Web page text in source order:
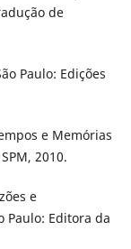
de
Paulo: Edições
e Memórias
2010.
e
Paulo: Editora da